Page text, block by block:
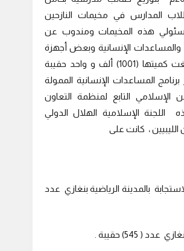
المدارس في مخيمات النازحين
مسئولي هذه المخيمات ومندوب عن
والمساعدات الإنسانية وبعض أجهزة
الإعلام الوطنية ، بلغت كميتها (1001) ألف و واحد حقيبة
المساعدات الإنسانية الممولة
التابع لمنظمة التعاون
اللجنة الإسلامية الهلال الدولي
الليبيين ، كانت على
بالمدينة الرياضية بنغازي عدد
( 545) حقيبة .